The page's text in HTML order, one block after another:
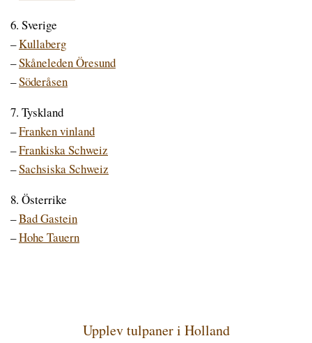
6. Sverige
–Kullaberg
–Skåneleden Öresund
–Söderåsen
7. Tyskland
–Franken vinland
–Frankiska Schweiz
–Sachsiska Schweiz
8. Österrike
–Bad Gastein
–Hohe Tauern
Upplev tulpaner i Holland